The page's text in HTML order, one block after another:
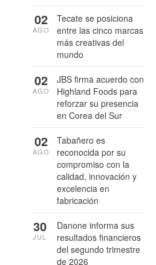
Tecate se posiciona
entre las cinco marcas
más creativas del
mundo
02
AGO
JBS firma acuerdo con
Highland Foods para
reforzar su presencia
en Corea del Sur
02
AGO
Tabañero es
reconocida por su
compromiso con la
calidad, innovación y
excelencia en
fabricación
02
AGO
Danone informa sus
resultados financieros
del segundo trimestre
de 2026
30
JUL